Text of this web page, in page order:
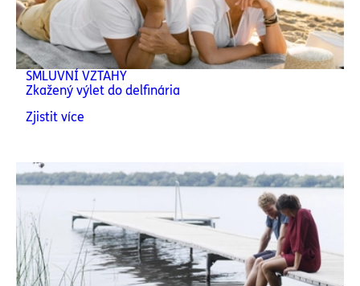
SMLUVNÍ VZTAHY
Zkažený výlet do delfinária
Zjistit více